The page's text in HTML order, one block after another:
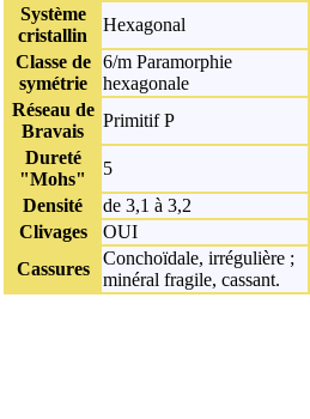
Système
cristallin
Hexagonal
Classe de
symétrie
6/m Paramorphie
hexagonale
Réseau de
Bravais
Primitif P
Dureté
"Mohs"
5
Densité
de 3,1 à 3,2
Clivages
OUI
Cassures
Conchoïdale, irrégulière ;
minéral fragile, cassant.